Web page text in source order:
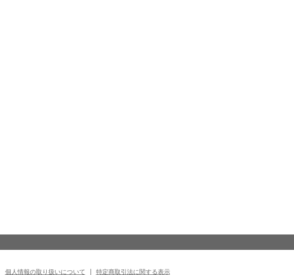
個人情報の取り扱いについて 特定商取引法に関する表示